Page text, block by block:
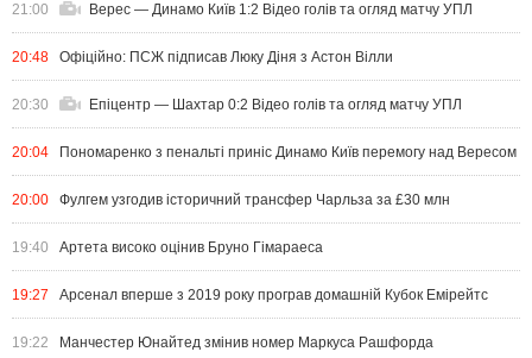
21:00 Верес — Динамо Київ 1:2 Відео голів та огляд матчу УПЛ
20:48 Офіційно: ПСЖ підписав Люку Діня з Астон Вілли
20:30 Епіцентр — Шахтар 0:2 Відео голів та огляд матчу УПЛ
20:04 Пономаренко з пенальті приніс Динамо Київ перемогу над Вересом
20:00 Фулгем узгодив історичний трансфер Чарльза за £30 млн
19:40 Артета високо оцінив Бруно Гімараеса
19:27 Арсенал вперше з 2019 року програв домашній Кубок Емірейтс
19:22 Манчестер Юнайтед змінив номер Маркуса Рашфорда